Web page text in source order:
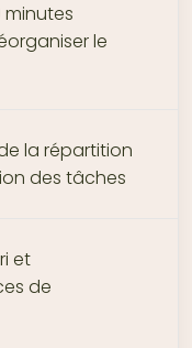
minutes
le
la répartition
des tâches
et
de